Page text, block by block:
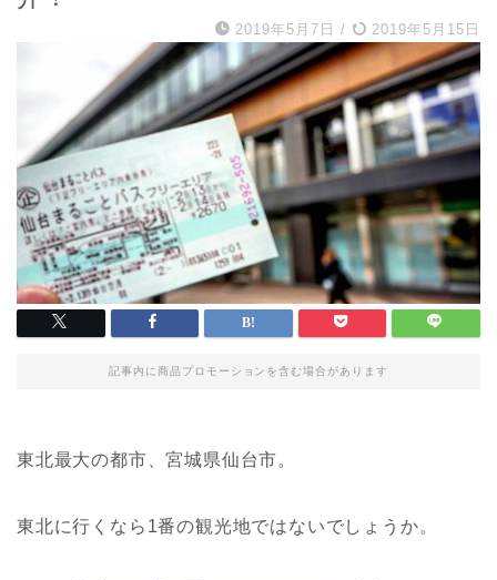
2019年5月7日 / 2019年5月15日
記事内に商品プロモーションを含む場合があります
東北最大の都市、宮城県仙台市。
東北に行くなら1番の観光地ではないでしょうか。